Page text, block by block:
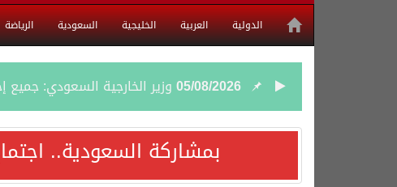
الدولية العربية الخليجية السعودية الرياضة
05/08/2026 وزير الخارجية السعودي:
05/08/2026جمعية طويق تحقق 97.35% في الحوكمة وتُصنف ضمن الكيانات متناهية الكبر وتحصد شهادة الآيزو للعام الثالث على التوالي
بمشاركة السعودية..